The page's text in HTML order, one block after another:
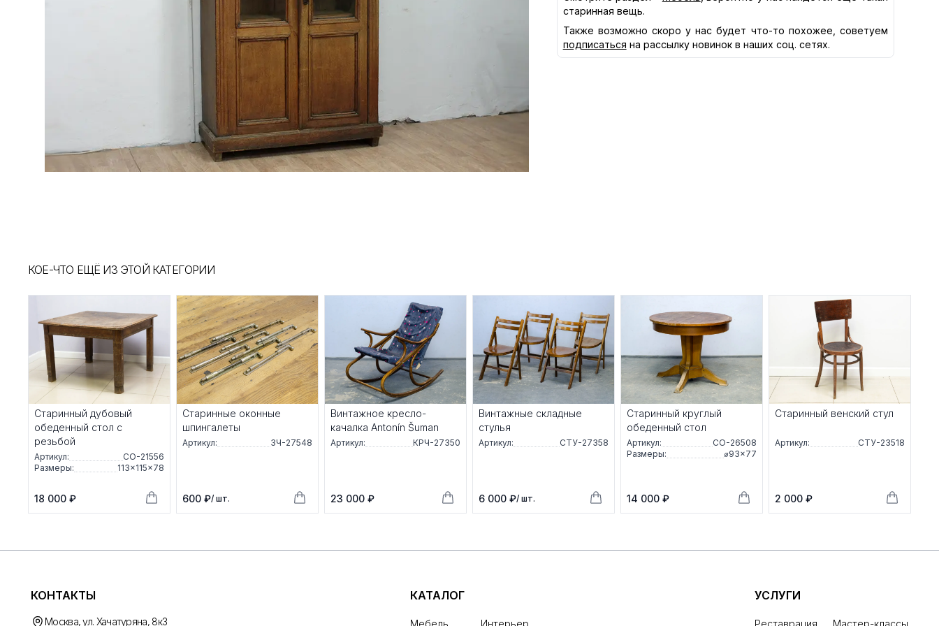
старинная вещь.
Также возможно скоро у нас будет что-то похожее, советуем
подписаться на рассылку новинок в наших соц. сетях.
КОЕ-ЧТО ЕЩЁ ИЗ ЭТОЙ КАТЕГОРИИ
Старинный дубовый
обеденный стол с
резьбой
Артикул:
СО-21556
Размеры:
113×115×78
18 000 ₽
Старинные оконные
шпингалеты
Артикул: ЗЧ-27548
600 ₽/ шт.
Винтажное кресло-
качалка Antonín Šuman
Артикул: КРЧ-27350
23 000 ₽
Винтажные складные
стулья
Артикул: СТУ-27358
6 000 ₽/ шт.
Старинный круглый
обеденный стол
Артикул:
СО-26508
Размеры:
⌀93×77
14 000 ₽
Старинный венский стул
Артикул: СТУ-23518
2 000 ₽
КОНТАКТЫ
Москва, ул. Хачатуряна, 8к3
КАТАЛОГ
Мебель Интерьер
УСЛУГИ
Реставрация Мастер-классы